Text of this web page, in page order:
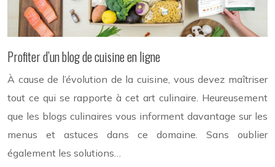
Profiter d’un blog de cuisine en ligne
À cause de l’évolution de la cuisine, vous devez maîtriser
tout ce qui se rapporte à cet art culinaire. Heureusement
que les blogs culinaires vous informent davantage sur les
menus et astuces dans ce domaine. Sans oublier
également les solutions…